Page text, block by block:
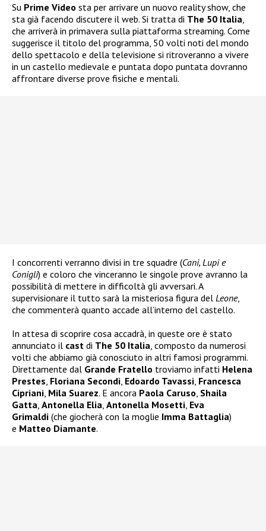
Su Prime Video sta per arrivare un nuovo reality show, che
sta già facendo discutere il web. Si tratta di The 50 Italia
che arriverà in primavera sulla piattaforma streaming. Come
suggerisce il titolo del programma, 50 volti noti del mondo
dello spettacolo e della televisione si ritroveranno a vivere
in un castello medievale e puntata dopo puntata dovranno
affrontare diverse prove fisiche e mentali.
I concorrenti verranno divisi in tre squadre (Cani, Lupi e
Conigli) e coloro che vinceranno le singole prove avranno la
possibilità di mettere in difficoltà gli avversari. A
supervisionare il tutto sarà la misteriosa figura del Leone,
che commenterà quanto accade all’interno del castello.
In attesa di scoprire cosa accadrà, in queste ore è stato
annunciato il cast di The 50 Italia , composto da numerosi
volti che abbiamo già conosciuto in altri famosi programmi.
Direttamente dal Grande Fratello troviamo infatti Helena
Prestes Floriana Secondi Edoardo Tavassi Francesca
Cipriani Mila Suarez. E ancora Paola Caruso Shaila
Gatta Antonella Elia Antonella Mosetti Eva
Grimaldi (che giocherà con la moglie Imma Battaglia)
e Matteo Diamante.